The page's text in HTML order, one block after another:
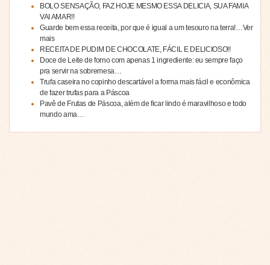
BOLO SENSAÇÃO, FAZ HOJE MESMO ESSA DELICIA, SUA FAMIA
VAI AMAR!!
Guarde bem essa receita, por que é igual a um tesouro na terra!…Ver
mais
RECEITA DE PUDIM DE CHOCOLATE, FÁCIL E DELICIOSO!!
Doce de Leite de forno com apenas 1 ingrediente: eu sempre faço
pra servir na sobremesa…
Trufa caseira no copinho descartável a forma mais fácil e econômica
de fazer trufas para a Páscoa
Pavê de Frutas de Páscoa, além de ficar lindo é maravilhoso e todo
mundo ama…